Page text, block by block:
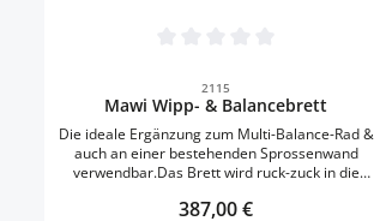
2115
Mawi Wipp- & Balancebrett
Die ideale Ergänzung zum Multi-Balance-Rad &
auch an einer bestehenden Sprossenwand
verwendbar.Das Brett wird ruck-zuck in die
Rutsche oder Wippe - hier können sich die
Regulärer Preis:
387,00 €